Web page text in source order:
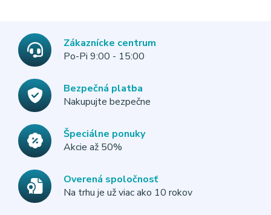
Zákaznícke centrum
Po-Pi 9:00 - 15:00
Bezpečná platba
Nakupujte bezpečne
Špeciálne ponuky
Akcie až 50%
Overená spoločnosť
Na trhu je už viac ako 10 rokov